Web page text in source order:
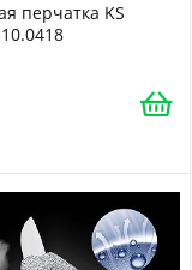
перчатка KS